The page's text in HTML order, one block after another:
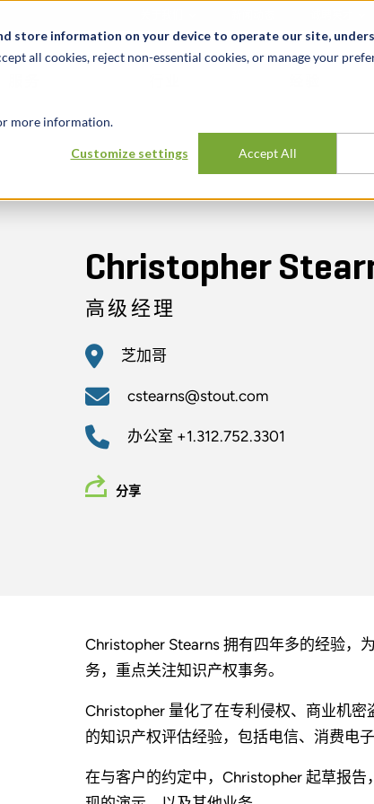
store information on your device to operate our site,
all cookies, reject non-essential cookies, or manage your
more information.
Customize settings Accept All
Christopher
高级经理
芝加哥
cstearns@stout.com
办公室 +1.312.752.3301
分享
Christopher Stearns 拥有四年多的经验，
务，重点关注知识产权事务。
Christopher 量化了在专利侵权、商业机
的知识产权评估经验，包括电信、消费电
在与客户的约定中，Christopher 起草报